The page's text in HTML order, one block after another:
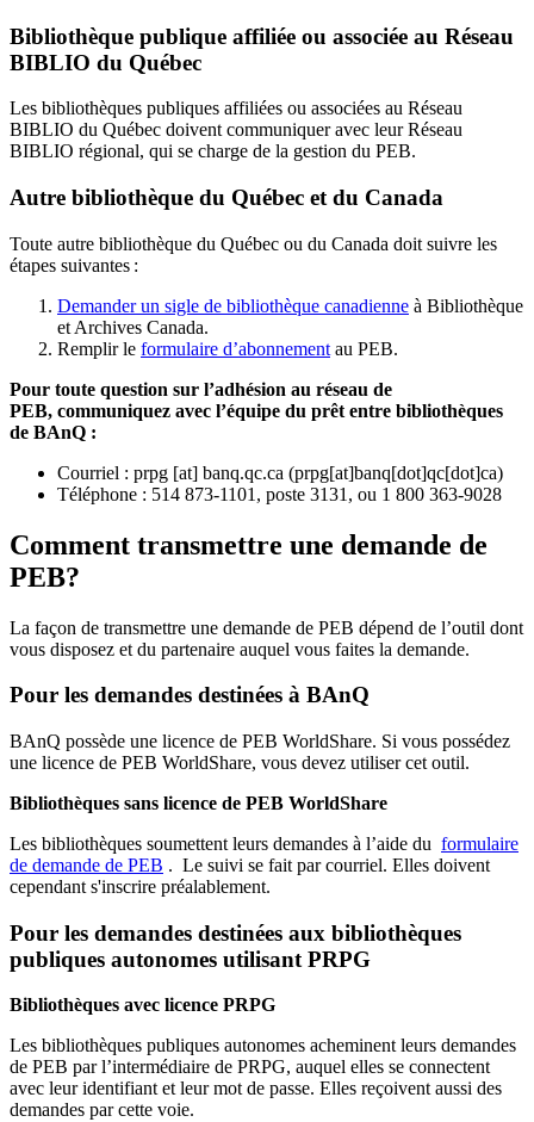
Bibliothèque publique affiliée ou associée au Réseau
BIBLIO du Québec
Les bibliothèques publiques affiliées ou associées au Réseau
BIBLIO du Québec doivent communiquer avec leur Réseau
BIBLIO régional, qui se charge de la gestion du PEB.
Autre bibliothèque du Québec et du Canada
Toute autre bibliothèque du Québec ou du Canada doit suivre les
étapes suivantes :
Demander un sigle de bibliothèque canadienne à Bibliothèque
et Archives Canada.
Remplir le formulaire d’abonnement au PEB.
Pour toute question sur l’adhésion au réseau de
PEB, communiquez avec l’équipe du prêt entre bibliothèques
de BAnQ :
Courriel : prpg [at] banq.qc.ca (prpg[at]banq[dot]qc[dot]ca)
Téléphone : 514 873-1101, poste 3131, ou 1 800 363-9028
Comment transmettre une demande de
PEB?
La façon de transmettre une demande de PEB dépend de l’outil dont
vous disposez et du partenaire auquel vous faites la demande.
Pour les demandes destinées à BAnQ
BAnQ possède une licence de PEB WorldShare. Si vous possédez
une licence de PEB WorldShare, vous devez utiliser cet outil.
Bibliothèques sans licence de PEB WorldShare
Les bibliothèques soumettent leurs demandes à l’aide du formulaire
de demande de PEB . Le suivi se fait par courriel. Elles doivent
cependant s'inscrire préalablement.
Pour les demandes destinées aux bibliothèques
publiques autonomes utilisant PRPG
Bibliothèques avec licence PRPG
Les bibliothèques publiques autonomes acheminent leurs demandes
de PEB par l’intermédiaire de PRPG, auquel elles se connectent
avec leur identifiant et leur mot de passe. Elles reçoivent aussi des
demandes par cette voie.